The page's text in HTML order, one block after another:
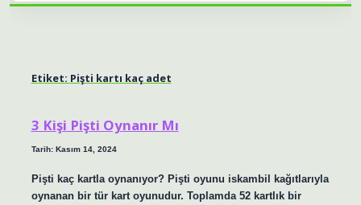
Etiket: Pişti kartı kaç adet
3 Kişi Pişti Oynanır Mı
Tarih: Kasım 14, 2024
Pişti kaç kartla oynanıyor? Pişti oyunu iskambil kağıtlarıyla
oynanan bir tür kart oyunudur. Toplamda 52 kartlık bir